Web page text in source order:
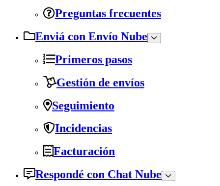
Preguntas frecuentes
Enviá con Envío Nube
Primeros pasos
Gestión de envíos
Seguimiento
Incidencias
Facturación
Respondé con Chat Nube